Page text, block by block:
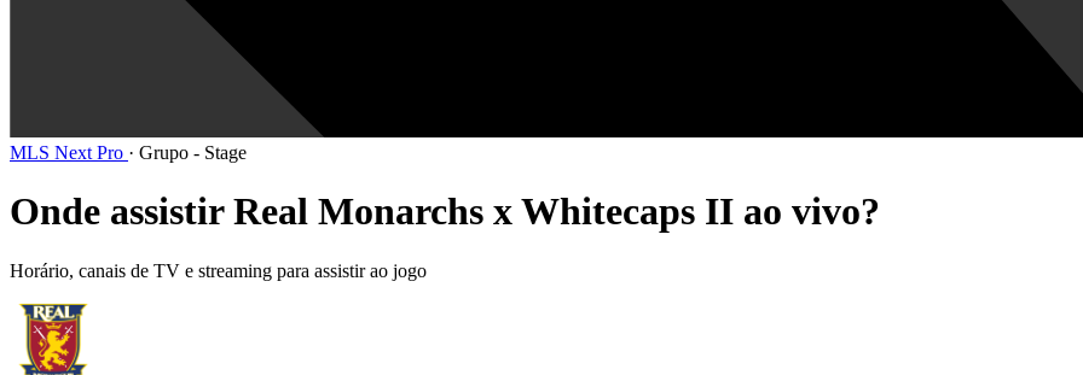
MLS Next Pro · Grupo - Stage
Onde assistir Real Monarchs x Whitecaps II ao vivo?
Horário, canais de TV e streaming para assistir ao jogo